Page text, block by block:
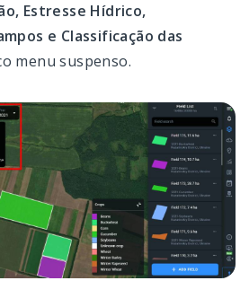
Estresse Hídrico,
e Classificação das
menu suspenso.